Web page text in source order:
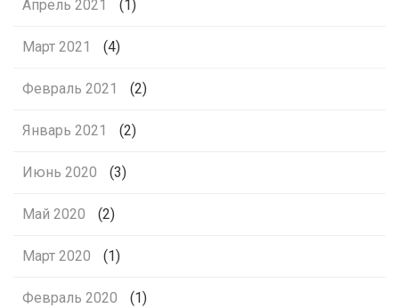
Апрель 2021 (1)
Март 2021 (4)
Февраль 2021 (2)
Январь 2021 (2)
Июнь 2020 (3)
Май 2020 (2)
Март 2020 (1)
Февраль 2020 (1)